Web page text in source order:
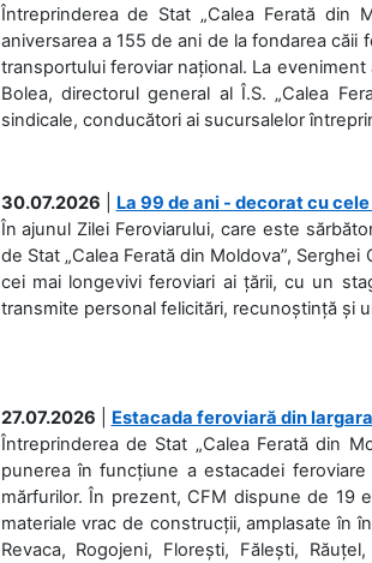
Întreprinderea de Stat „Calea Ferată din
aniversarea a 155 de ani de la fondarea
transportului feroviar național. La
Bolea, directorul general al Î.S. „Calea
sindicale, conducători ai sucursalelor
30.07.2026
La 99 de ani - decorat cu
În ajunul Zilei Feroviarului, care este
de Stat „Calea Ferată din Moldova”,
cei mai longevivi feroviari ai țării, cu un
transmite personal felicitări, recunoștință și
27.07.2026
Estacada feroviară din
Întreprinderea de Stat „Calea Ferată din
punerea în funcțiune a estacadei
mărfurilor. În prezent, CFM dispune de 19
materiale vrac de construcții, amplasate în
Revaca, Rogojeni, Florești, Fălești,